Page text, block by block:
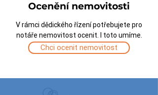
Ocenění nemovitosti
V rámci dědického řízení potřebujete pro
notáře nemovitost ocenit. I toto umíme.
Chci ocenit nemovitost